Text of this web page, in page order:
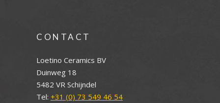
CONTACT
Loetino Ceramics BV
Duinweg 18
5482 VR Schijndel
Tel: +31 (0) 73 549 46 54